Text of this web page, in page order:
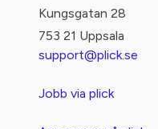
Kungsgatan 28
753 21 Uppsala
support@plick.se
Jobb via plick